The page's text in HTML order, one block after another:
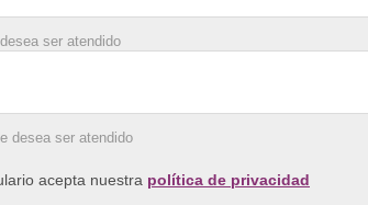
ser atendido
desea ser atendido
acepta nuestra política de privacidad